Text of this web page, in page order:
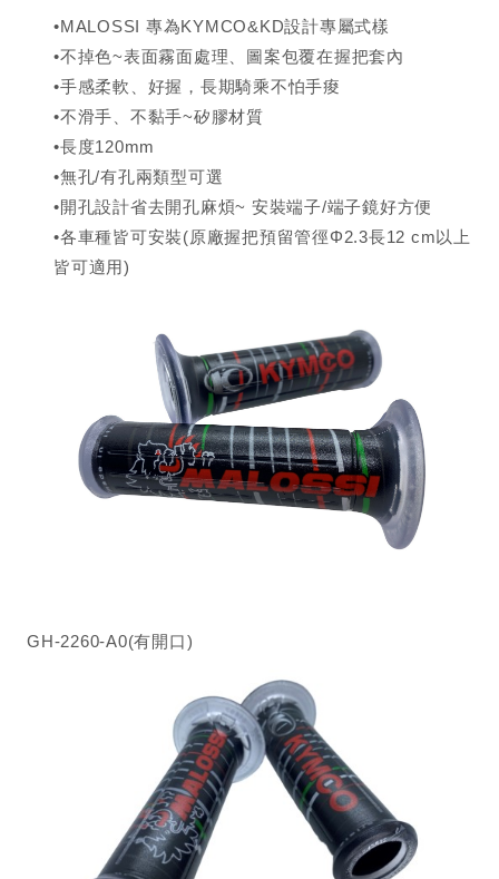
•MALOSSI 專為KYMCO&KD設計專屬式樣
•不掉色~表面霧面處理、圖案包覆在握把套內
•手感柔軟、好握，長期騎乘不怕手痠
•不滑手、不黏手~矽膠材質
•長度120mm
•無孔/有孔兩類型可選
•開孔設計省去開孔麻煩~ 安裝端子/端子鏡好方便
•各車種皆可安裝(原廠握把預留管徑Φ2.3長12 cm以上
皆可適用)
GH-2260-A0(有開口)